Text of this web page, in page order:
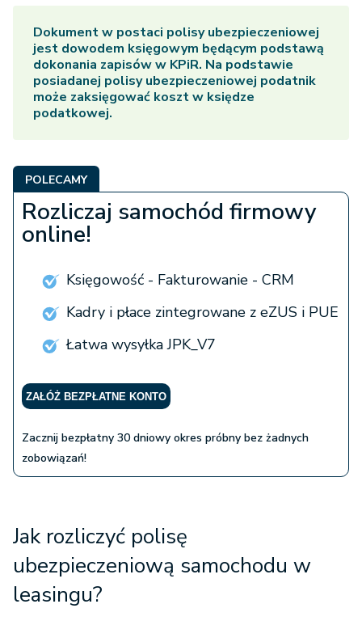
Dokument w postaci polisy ubezpieczeniowej
jest dowodem księgowym będącym podstawą
dokonania zapisów w KPiR. Na podstawie
posiadanej polisy ubezpieczeniowej podatnik
może zaksięgować koszt w księdze
podatkowej.
POLECAMY
Rozliczaj samochód firmowy
online!
Księgowość - Fakturowanie - CRM
Kadry i płace zintegrowane z eZUS i PUE
Łatwa wysyłka JPK_V7
ZAŁÓŻ BEZPŁATNE KONTO
Zacznij bezpłatny 30 dniowy okres próbny bez żadnych
zobowiązań!
Jak rozliczyć polisę
ubezpieczeniową samochodu w
leasingu?